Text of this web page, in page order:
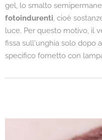
gel, lo smalto
fotoindurenti, cioè
luce. Per questo motivo, il
fissa sull'unghia solo dopo
specifico fornetto con